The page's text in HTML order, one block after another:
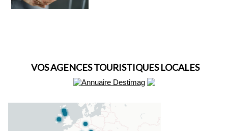
VOS AGENCES TOURISTIQUES LOCALES